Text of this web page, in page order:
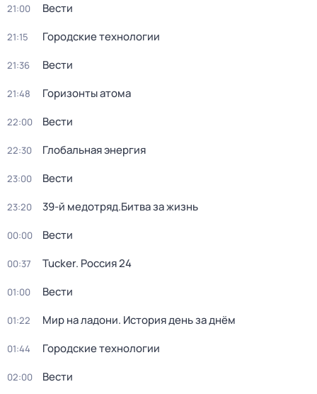
21:00 Вести
21:15 Городские технологии
21:36 Вести
21:48 Горизонты атома
22:00 Вести
22:30 Глобальная энергия
23:00 Вести
23:20 39-й медотряд.Битва за жизнь
00:00 Вести
00:37 Tucker. Россия 24
01:00 Вести
01:22 Мир на ладони. История день за днём
01:44 Городские технологии
02:00 Вести